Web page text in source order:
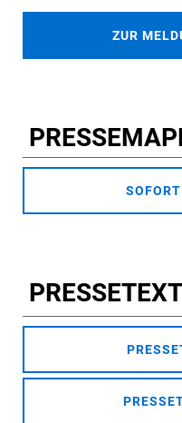
ZUR
PRESSETEXT